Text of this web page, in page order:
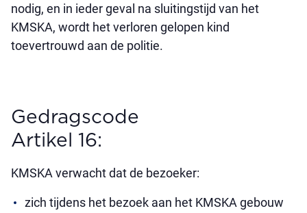
nodig, en in ieder geval na sluitingstijd van het
KMSKA, wordt het verloren gelopen kind
toevertrouwd aan de politie.
Gedragscode
Artikel 16:
KMSKA verwacht dat de bezoeker:
zich tijdens het bezoek aan het KMSKA gebouw